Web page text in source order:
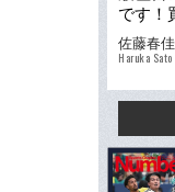
です！
も、辻
佐藤春佳
Haruka Sato